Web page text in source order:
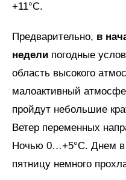
+11°C.
Предварительно, в
недели погодные
область высокого
малоактивный
пройдут небольшие
Ветер переменных
Ночью 0…+5°C. Днем в
пятницу немного